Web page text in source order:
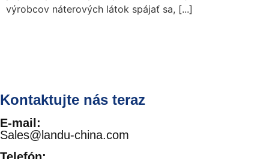
výrobcov náterových látok spájať sa, [...]
Kontaktujte nás teraz
E-mail:
Sales@landu-china.com